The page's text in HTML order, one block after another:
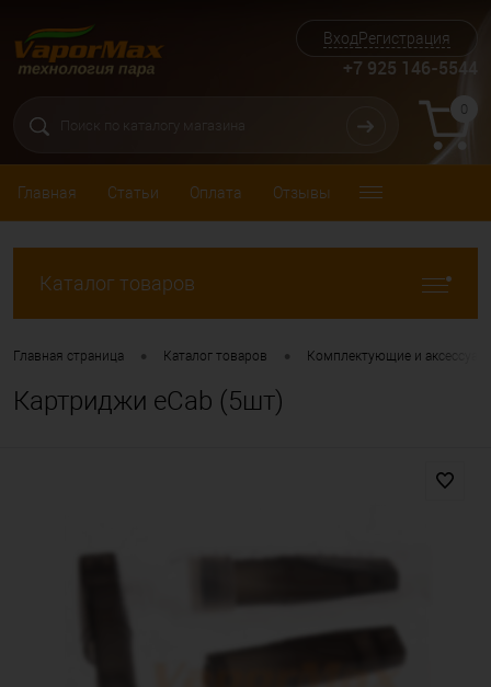
ВходРегистрация
+7 925 146-5544
0
Главная Статьи Оплата Отзывы
Каталог товаров
Главная страница • Каталог товаров • Комплектующие и
Картриджи eCab (5шт)